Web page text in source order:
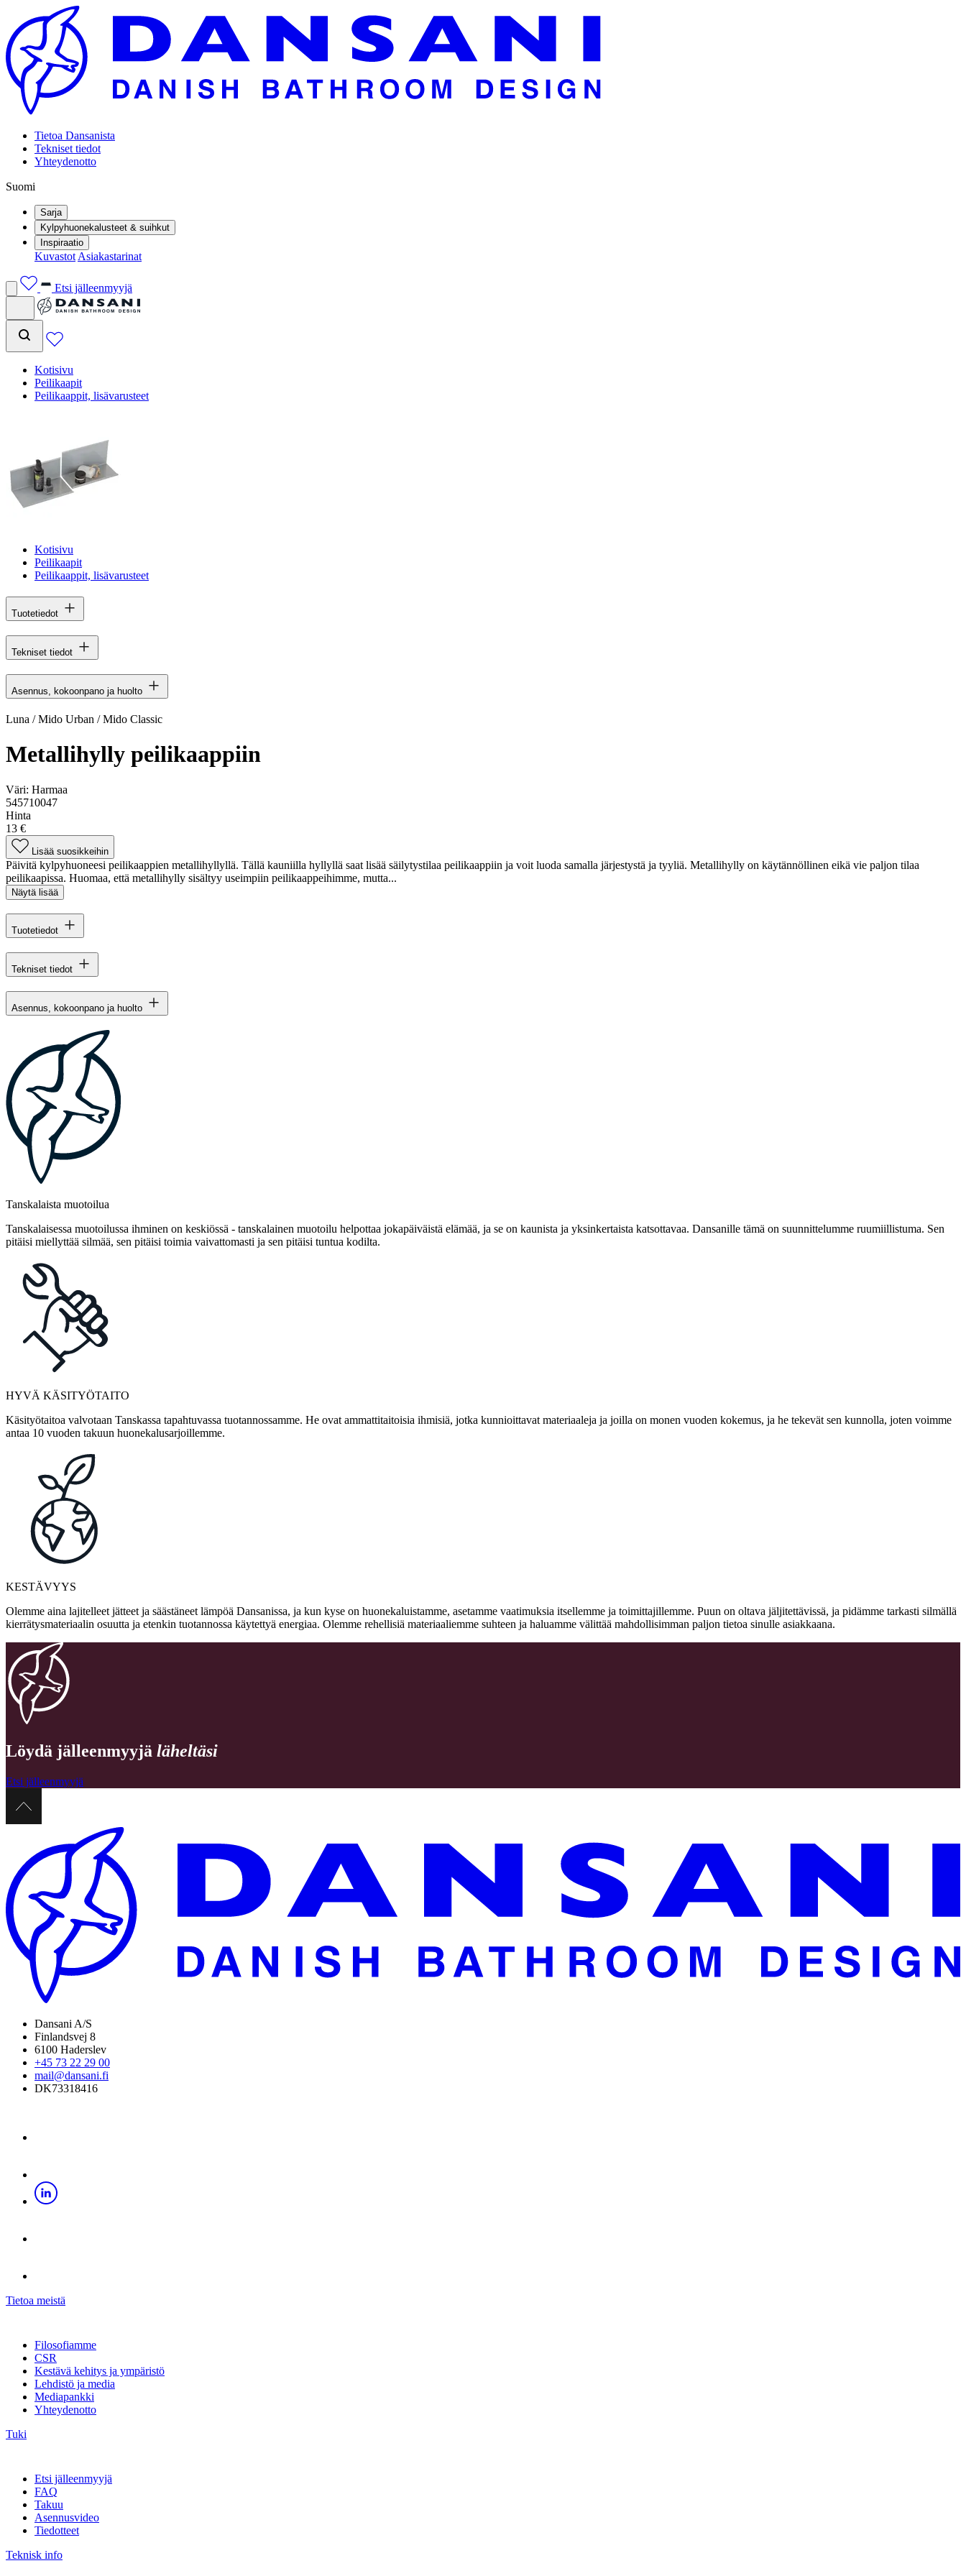
Tietoa Dansanista
Tekniset tiedot
Yhteydenotto
Suomi
Sarja
Kylpyhuonekalusteet & suihkut
Inspiraatio
Kuvastot Asiakastarinat
Etsi jälleenmyyjä
Kotisivu
Peilikaapit
Peilikaappit, lisävarusteet
Kotisivu
Peilikaapit
Peilikaappit, lisävarusteet
Tuotetiedot
Tekniset tiedot
Asennus, kokoonpano ja huolto
Luna / Mido Urban / Mido Classic
Metallihylly peilikaappiin
Väri: Harmaa
545710047
Hinta
13 €
Lisää suosikkeihin
Päivitä kylpyhuoneesi peilikaappien metallihyllyllä. Tällä kauniilla hyllyllä saat lisää säilytystilaa peilikaappiin ja voit luoda samalla järjestystä ja tyyliä. Metallihylly on käytännöllinen eikä vie paljon tilaa
peilikaapissa. Huomaa, että metallihylly sisältyy useimpiin peilikaappeihimme, mutta...
Näytä lisää
Tuotetiedot
Tekniset tiedot
Asennus, kokoonpano ja huolto
Tanskalaista muotoilua
Tanskalaisessa muotoilussa ihminen on keskiössä - tanskalainen muotoilu helpottaa jokapäiväistä elämää, ja se on kaunista ja yksinkertaista katsottavaa. Dansanille tämä on suunnittelumme ruumiillistuma. Sen
pitäisi miellyttää silmää, sen pitäisi toimia vaivattomasti ja sen pitäisi tuntua kodilta.
HYVÄ KÄSITYÖTAITO
Käsityötaitoa valvotaan Tanskassa tapahtuvassa tuotannossamme. He ovat ammattitaitoisia ihmisiä, jotka kunnioittavat materiaaleja ja joilla on monen vuoden kokemus, ja he tekevät sen kunnolla, joten voimme
antaa 10 vuoden takuun huonekalusarjoillemme.
KESTÄVYYS
Olemme aina lajitelleet jätteet ja säästäneet lämpöä Dansanissa, ja kun kyse on huonekaluistamme, asetamme vaatimuksia itsellemme ja toimittajillemme. Puun on oltava jäljitettävissä, ja pidämme tarkasti silmällä
kierrätysmateriaalin osuutta ja etenkin tuotannossa käytettyä energiaa. Olemme rehellisiä materiaaliemme suhteen ja haluamme välittää mahdollisimman paljon tietoa sinulle asiakkaana.
Löydä jälleenmyyjä läheltäsi
Etsi jälleenmyyjä
Dansani A/S
Finlandsvej 8
6100 Haderslev
+45 73 22 29 00
mail@dansani.fi
DK73318416
Tietoa meistä
Filosofiamme
CSR
Kestävä kehitys ja ympäristö
Lehdistö ja media
Mediapankki
Yhteydenotto
Tuki
Etsi jälleenmyyjä
FAQ
Takuu
Asennusvideo
Tiedotteet
Teknisk info